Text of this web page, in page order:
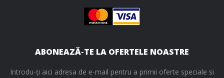
ABONEAZĂ-TE LA OFERTELE NOASTRE
Introdu-ți aici adresa de e-mail pentru a primii oferte speciale si